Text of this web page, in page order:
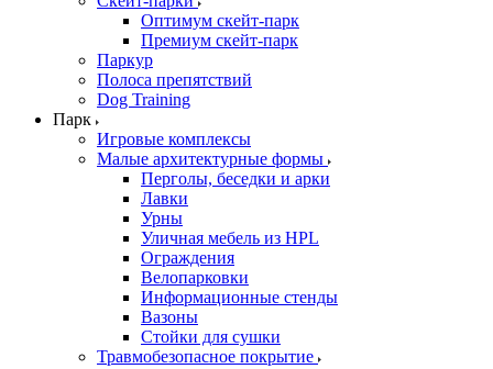
Оптимум скейт-парк
Премиум скейт-парк
Паркур
Полоса препятствий
Dog Training
Парк
Игровые комплексы
Малые архитектурные формы
Перголы, беседки и арки
Лавки
Урны
Уличная мебель из HPL
Ограждения
Велопарковки
Информационные стенды
Вазоны
Стойки для сушки
Травмобезопасное покрытие